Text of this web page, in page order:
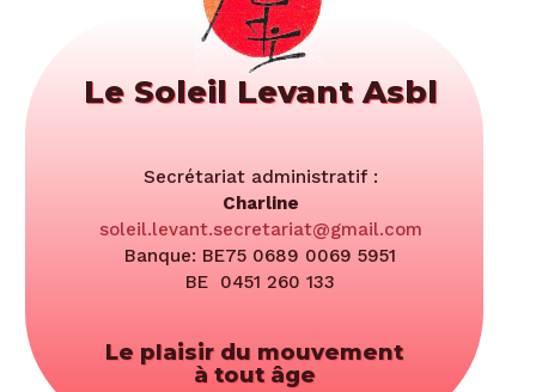
Le Soleil Levant Asbl
Secrétariat administratif :
Charline
soleil.levant.secretariat@gmail.com
Banque: BE75 0689 0069 5951
BE 0451 260 133
Le plaisir du mouvement
à tout âge